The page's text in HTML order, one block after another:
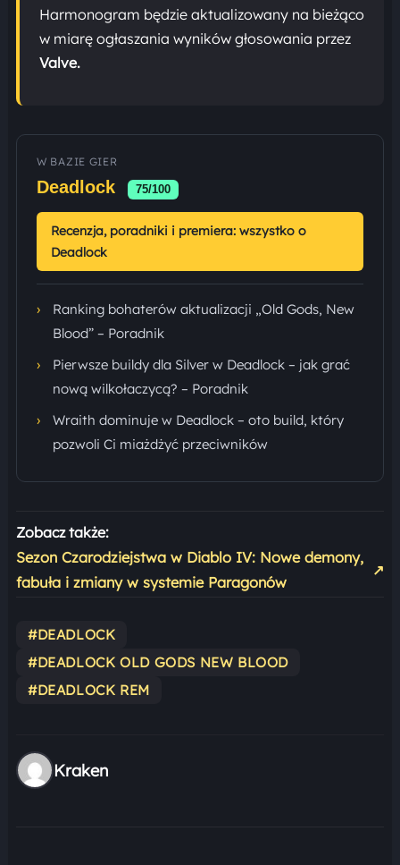
Harmonogram będzie aktualizowany na bieżąco
w miarę ogłaszania wyników głosowania przez
Valve.
W BAZIE GIER
Deadlock 75/100
Recenzja, poradniki i premiera: wszystko o
Deadlock
›
Ranking bohaterów aktualizacji „Old Gods, New
Blood” – Poradnik
›
Pierwsze buildy dla Silver w Deadlock – jak grać
nową wilkołaczycą? – Poradnik
›
Wraith dominuje w Deadlock – oto build, który
pozwoli Ci miażdżyć przeciwników
Zobacz także:
Sezon Czarodziejstwa w Diablo IV: Nowe demony,
fabuła i zmiany w systemie Paragonów
↗
#DEADLOCK
#DEADLOCK OLD GODS NEW BLOOD
#DEADLOCK REM
Kraken